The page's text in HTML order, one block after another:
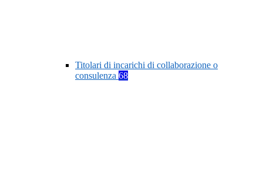
Titolari di incarichi di collaborazione o
consulenza 68